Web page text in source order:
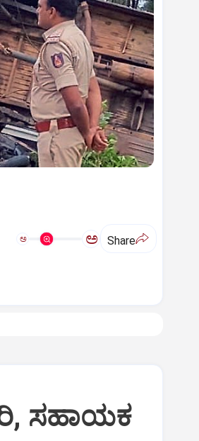
ಅ ಅ Share
ಸಹಾಯಕ